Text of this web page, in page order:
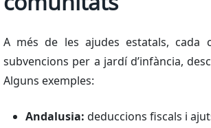
A més de les ajudes estatals, cada
subvencions per a jardí d’infància,
Alguns exemples:
Andalusia: deduccions fiscals i